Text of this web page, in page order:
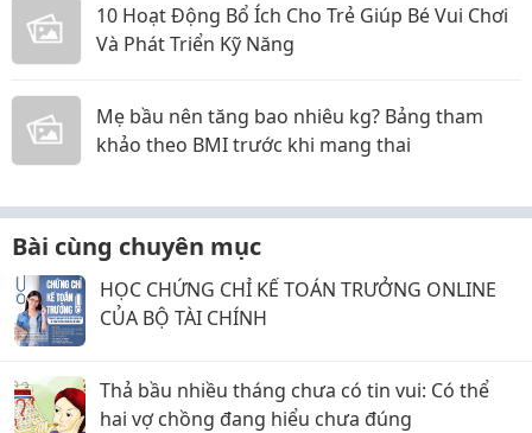
10 Hoạt Động Bổ Ích Cho Trẻ Giúp Bé Vui Chơi
Và Phát Triển Kỹ Năng
Mẹ bầu nên tăng bao nhiêu kg? Bảng tham
khảo theo BMI trước khi mang thai
Bài cùng chuyên mục
HỌC CHỨNG CHỈ KẾ TOÁN TRƯỞNG ONLINE
CỦA BỘ TÀI CHÍNH
Thả bầu nhiều tháng chưa có tin vui: Có thể
hai vợ chồng đang hiểu chưa đúng